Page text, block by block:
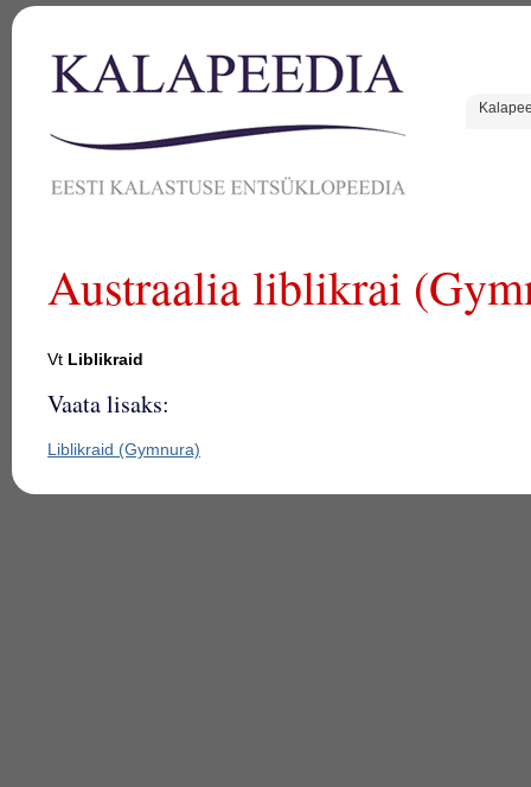
Austraalia liblikrai
Vt Liblikraid
Vaata lisaks:
Liblikraid (Gymnura)